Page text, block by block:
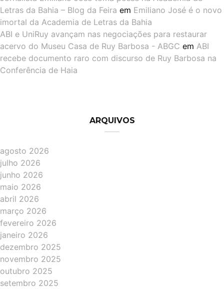
Letras da Bahia – Blog da Feira em Emiliano José é o novo
imortal da Academia de Letras da Bahia
ABI e UniRuy avançam nas negociações para restaurar
acervo do Museu Casa de Ruy Barbosa - ABGC em ABI
recebe documento raro com discurso de Ruy Barbosa na
Conferência de Haia
ARQUIVOS
agosto 2026
julho 2026
junho 2026
maio 2026
abril 2026
março 2026
fevereiro 2026
janeiro 2026
dezembro 2025
novembro 2025
outubro 2025
setembro 2025